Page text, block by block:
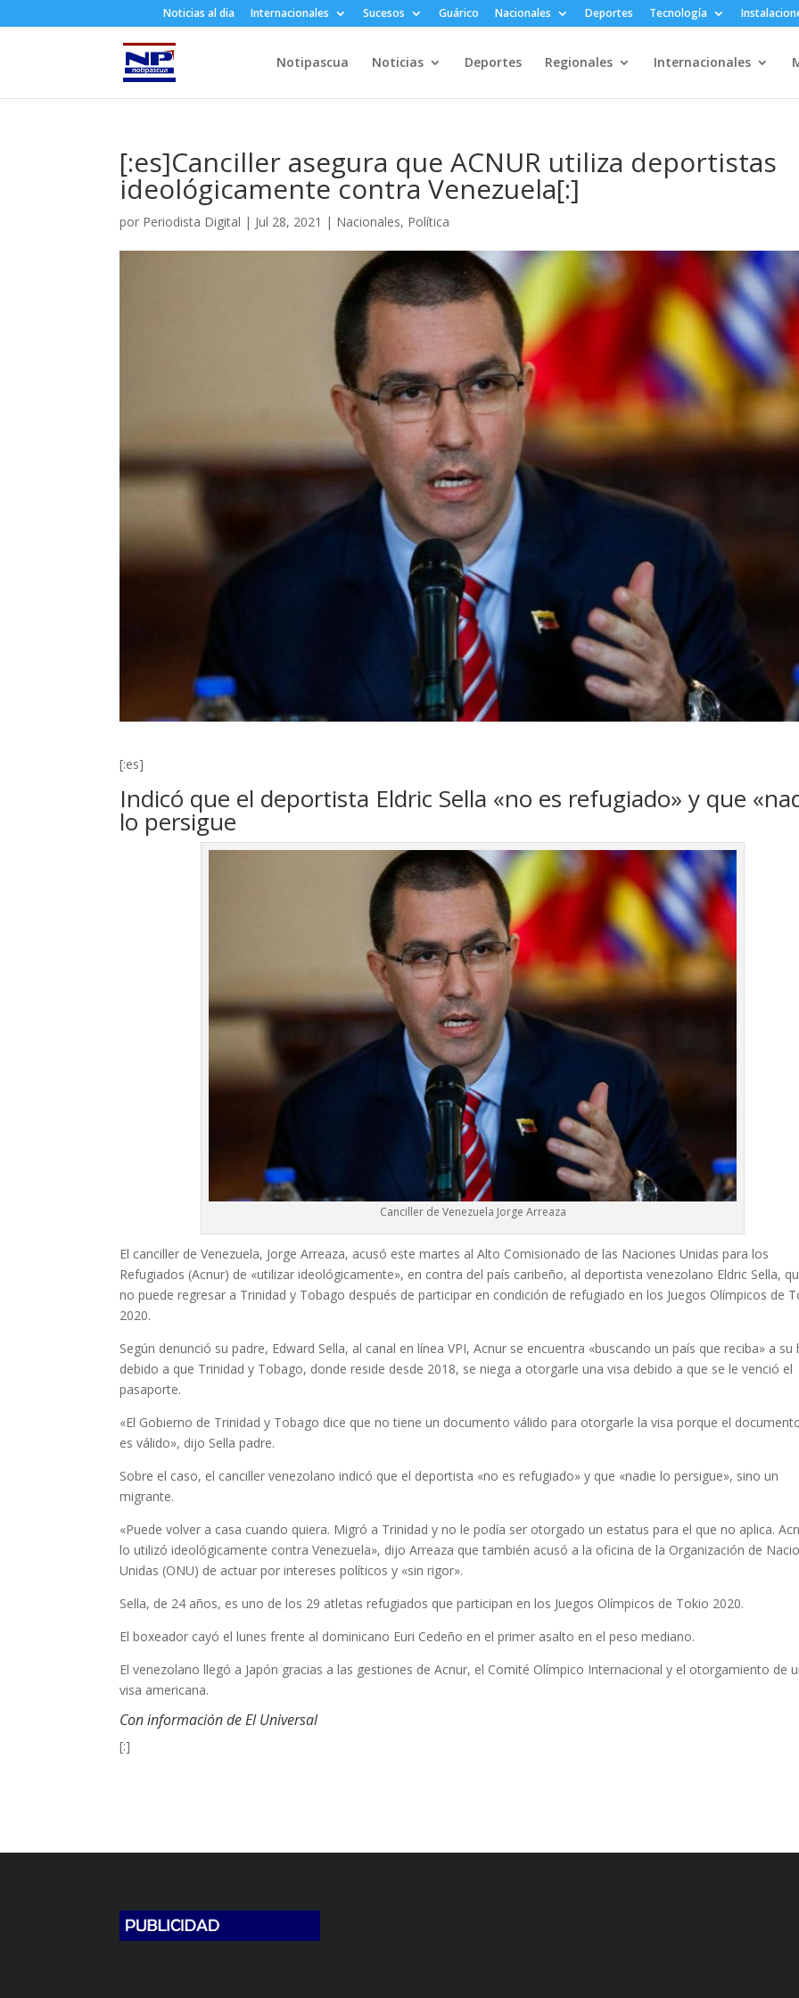
Noticias al dia Internacionales Sucesos Guárico Nacionales Deportes Tecnología
Notipascua Noticias Deportes Regionales Internacionales
[:es]Canciller asegura que ACNUR utiliza deportistas
ideológicamente contra Venezuela[:]
por Periodista Digital | Jul 28, 2021 | Nacionales, Política
[:es]
Indicó que el deportista Eldric Sella «no es refugiado» y que
lo persigue
Canciller de Venezuela Jorge Arreaza
El canciller de Venezuela, Jorge Arreaza, acusó este martes al Alto Comisionado de las Naciones Unidas para los
Refugiados (Acnur) de «utilizar ideológicamente», en contra del país caribeño, al deportista venezolano Eldric Sella,
no puede regresar a Trinidad y Tobago después de participar en condición de refugiado en los Juegos Olímpicos de
2020.
Según denunció su padre, Edward Sella, al canal en línea VPI, Acnur se encuentra «buscando un país que reciba» a su
debido a que Trinidad y Tobago, donde reside desde 2018, se niega a otorgarle una visa debido a que se le venció el
pasaporte.
«El Gobierno de Trinidad y Tobago dice que no tiene un documento válido para otorgarle la visa porque el
es válido», dijo Sella padre.
Sobre el caso, el canciller venezolano indicó que el deportista «no es refugiado» y que «nadie lo persigue», sino un
migrante.
«Puede volver a casa cuando quiera. Migró a Trinidad y no le podía ser otorgado un estatus para el que no aplica.
lo utilizó ideológicamente contra Venezuela», dijo Arreaza que también acusó a la oficina de la Organización de
Unidas (ONU) de actuar por intereses políticos y «sin rigor».
Sella, de 24 años, es uno de los 29 atletas refugiados que participan en los Juegos Olímpicos de Tokio 2020.
El boxeador cayó el lunes frente al dominicano Euri Cedeño en el primer asalto en el peso mediano.
El venezolano llegó a Japón gracias a las gestiones de Acnur, el Comité Olímpico Internacional y el otorgamiento de
visa americana.
Con información de El Universal
[:]